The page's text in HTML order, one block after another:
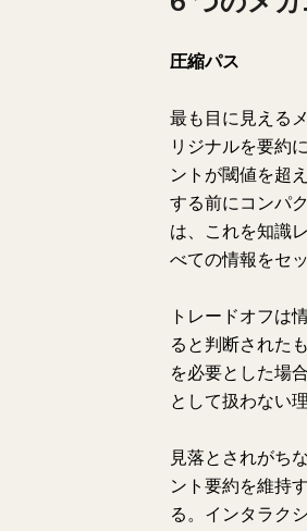
圧縮パス
最も目に見える
リジナルを要約
ントが閾値を超
する前にコンパ
は、これを知識
べての情報をセ
トレードオフは
ると判断された
を必要とした場
として扱わない
見落とされがち
ント要約を維持
る。インタラク